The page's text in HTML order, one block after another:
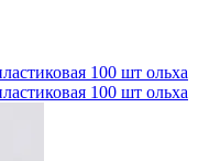
100 шт ольха
100 шт ольха